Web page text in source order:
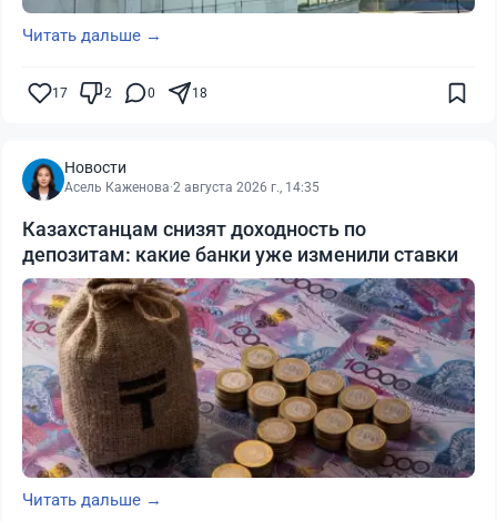
Читать дальше →
17 2 0 18
Новости
Асель Каженова·2 августа 2026 г., 14:35
Казахстанцам снизят доходность по
депозитам: какие банки уже изменили ставки
Читать дальше →